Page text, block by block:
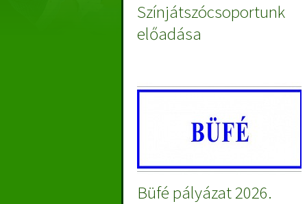
Színjátszócsoportunk
előadása
Büfé pályázat 2026.